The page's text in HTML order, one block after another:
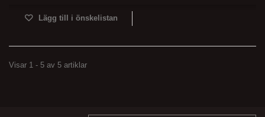
Lägg till i önskelistan
Visar 1 - 5 av 5 artiklar